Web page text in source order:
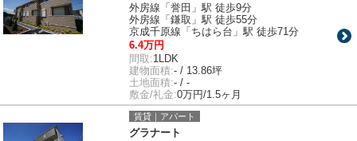
外房線「誉田」駅 徒歩9分
外房線「鎌取」駅 徒歩55分
京成千原線「ちはら台」駅 徒歩71分
6.4万円
間取:1LDK
建物面積:- / 13.86坪
土地面積:- / -
敷金/礼金:0万円/1.5ヶ月
賃貸｜アパート
グラナート